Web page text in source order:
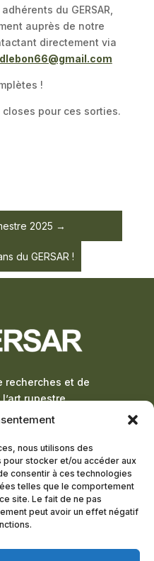
nous utilisons des
stocker et/ou accéder aux
consentir à ces technologies
telles que le comportement
site. Le fait de ne pas
peut avoir un effet négatif
du GERSAR,
auprès de notre
directement via
!
pour ces sorties.
2025
du GERSAR !
recherches et de
rupestre